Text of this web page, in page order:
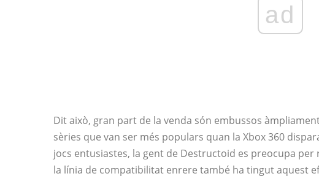
ad
Dit això, gran part de la venda són embussos
sèries que van ser més populars quan la Xbox 360
jocs entusiastes, la gent de Destructoid es preocupa
la línia de compatibilitat enrere també ha tingut aquest